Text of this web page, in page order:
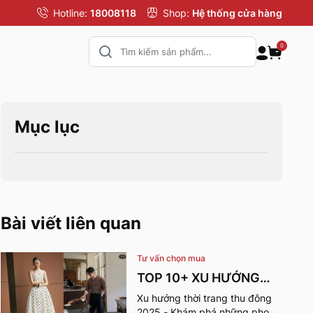
Hotline: 18008118 Shop: Hệ thống cửa hàng
0
Mục lục
Bài viết liên quan
Tư vấn chọn mua
TOP 10+ XU HƯỚNG
THỜI TRANG THU
Xu hướng thời trang thu đông